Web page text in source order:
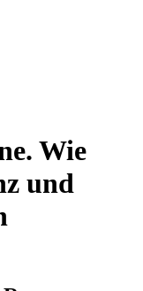
Wie
und